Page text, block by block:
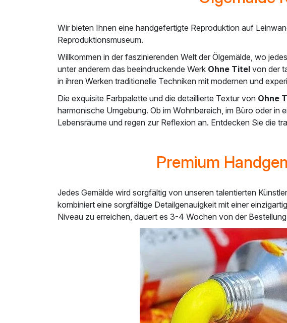
Wir bieten Ihnen eine handgefertigte Reproduktion auf
Reproduktionsmuseum.
Willkommen in der faszinierenden Welt der Ölgemälde, wo
unter anderem das beeindruckende Werk Ohne Titel von der
in ihren Werken traditionelle Techniken mit modernen und
Die exquisite Farbpalette und die detaillierte Textur von Ohne
harmonische Umgebung. Ob im Wohnbereich, im Büro oder in
Lebensräume und regen zur Reflexion an. Entdecken Sie die
Premium
Jedes Gemälde wird sorgfältig von unseren talentierten
kombiniert eine sorgfältige Detailgenauigkeit mit einer
Niveau zu erreichen, dauert es 3-4 Wochen von der